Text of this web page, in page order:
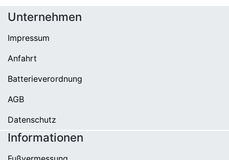
Unternehmen
Impressum
Anfahrt
Batterieverordnung
AGB
Datenschutz
Informationen